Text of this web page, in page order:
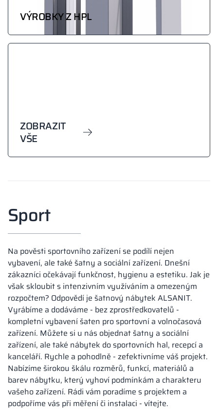
VÝROBKY Z HPL
ZOBRAZIT
VŠE
Sport
Na pověsti sportovního zařízení se podílí nejen
vybavení, ale také šatny a sociální zařízení. Dnešní
zákazníci očekávají funkčnost, hygienu a estetiku. Jak je
však skloubit s intenzivním využíváním a omezeným
rozpočtem? Odpovědí je šatnový nábytek ALSANIT.
Vyrábíme a dodáváme - bez zprostředkovatelů -
kompletní vybavení šaten pro sportovní a volnočasová
zařízení. Můžete si u nás objednat šatny a sociální
zařízení, ale také nábytek do sportovních hal, recepcí a
kanceláří. Rychle a pohodlně - zefektivníme váš projekt.
Nabízíme širokou škálu rozměrů, funkcí, materiálů a
barev nábytku, který vyhoví podmínkám a charakteru
vašeho zařízení. Rádi vám poradíme s projektem a
podpoříme vás při měření či instalaci - vítejte.